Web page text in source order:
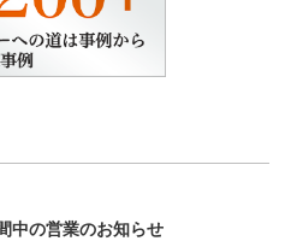
の営業のお知らせ